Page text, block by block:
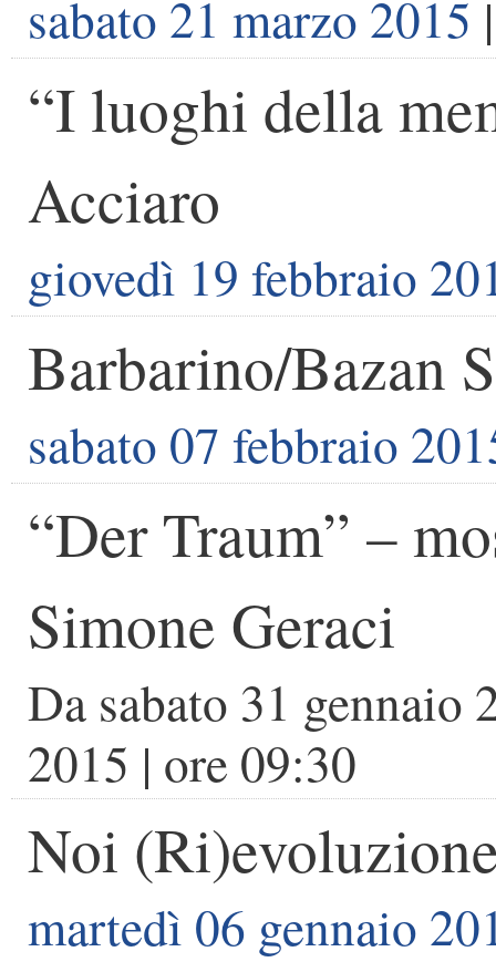
sabato 21 marzo 2015
“I luoghi della
Acciaro
giovedì 19 febbraio
Barbarino/Bazan
sabato 07 febbraio
“Der Traum” –
Simone Geraci
Da sabato 31 gennaio
2015 | ore 09:30
Noi
martedì 06 gennaio